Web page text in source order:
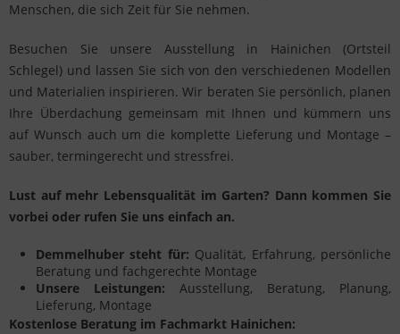
Menschen, die sich Zeit für Sie nehmen.
Besuchen Sie unsere Ausstellung in Hainichen (Ortsteil
Schlegel) und lassen Sie sich von den verschiedenen Modellen
und Materialien inspirieren. Wir beraten Sie persönlich, planen
Ihre Überdachung gemeinsam mit Ihnen und kümmern uns
auf Wunsch auch um die komplette Lieferung und Montage –
sauber, termingerecht und stressfrei.
Lust auf mehr Lebensqualität im Garten? Dann kommen Sie
vorbei oder rufen Sie uns einfach an.
Demmelhuber steht für: Qualität, Erfahrung, persönliche
Beratung und fachgerechte Montage
Unsere Leistungen: Ausstellung, Beratung, Planung,
Lieferung, Montage
Kostenlose Beratung im Fachmarkt Hainichen: